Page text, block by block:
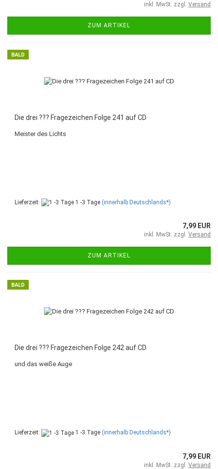
inkl. MwSt. zzgl. Versand
ZUM ARTIKEL
BALD
Die drei ??? Fragezeichen Folge 241 auf CD
Meister des Lichts
Lieferzeit: 1 -3 Tage (innerhalb Deutschlands*)
7,99 EUR
inkl. MwSt. zzgl. Versand
ZUM ARTIKEL
BALD
Die drei ??? Fragezeichen Folge 242 auf CD
und das weiße Auge
Lieferzeit: 1 -3 Tage (innerhalb Deutschlands*)
7,99 EUR
inkl. MwSt. zzgl. Versand